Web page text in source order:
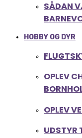
SÅDAN
HOBBY OG DYR
OPLEV
OPLEV
UDSTYR